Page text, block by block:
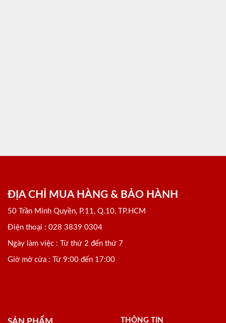
ĐỊA CHỈ MUA HÀNG & BẢO HÀNH
50 Trần Minh Quyền, P.11, Q.10, TP.HCM
Điện thoại : 028 3839 0304
Ngày làm việc : Từ thứ 2 đến thứ 7
Giờ mở cửa : Từ 9:00 đến 17:00
THÔNG TIN